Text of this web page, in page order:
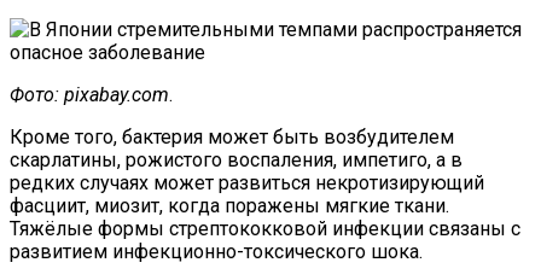
Фото: pixabay.com.
Кроме того, бактерия может быть возбудителем
скарлатины, рожистого воспаления, импетиго, а в
редких случаях может развиться некротизирующий
фасциит, миозит, когда поражены мягкие ткани.
Тяжёлые формы стрептококковой инфекции связаны с
развитием инфекционно-токсического шока.